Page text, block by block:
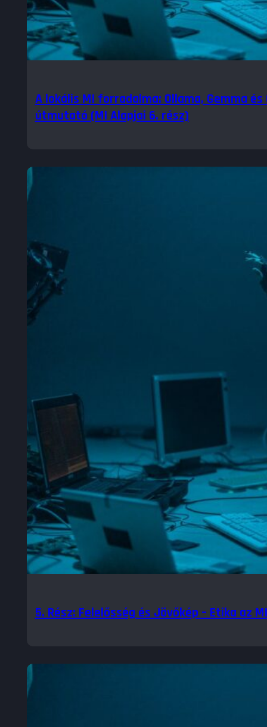
A lokális MI forradalma: Ollama, Gemma és
útmutató (MI Alapjai 6. rész)
5. Rész: Felelősség és Jövőkép – Etika az